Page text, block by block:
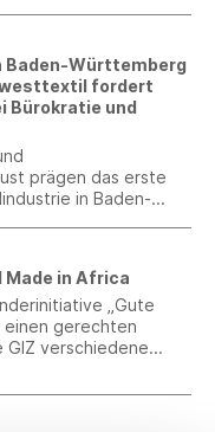
Baden-Württemberg
fordert
Bürokratie und
prägen das erste
in Baden-
neuen
und einem nicht
2025
fordert eine
des
Sozialpolitik, die
Wandel und die
Made in Africa
„Gute
gerechten
GIZ verschiedene
Ruanda,
mit deutschen und